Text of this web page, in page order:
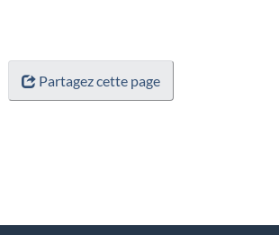
Partagez cette page